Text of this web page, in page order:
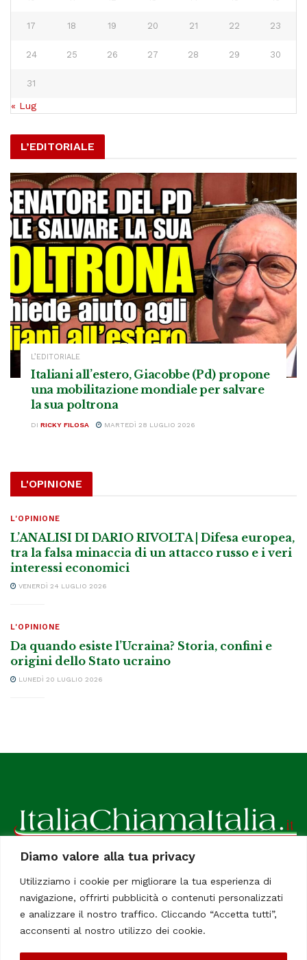
Diamo valore alla tua privacy
Utilizziamo i cookie per migliorare la tua esperienza di
navigazione, offrirti pubblicità o contenuti personalizzati
e analizzare il nostro traffico. Cliccando “Accetta tutti”,
acconsenti al nostro utilizzo dei cookie.
10 11 12 13 14 15 16
17 18 19 20 21 22 23
24
31
« Lug
L’EDITORIALE
L’EDITORIALE
Italiani all’estero, Giacobbe (Pd) propone
una mobilitazione mondiale per salvare
L'OPINIONE
L'OPINIONE
L’ANALISI DI DARIO RIVOLTA | Difesa europea,
tra la falsa minaccia di un attacco russo e i veri
L'OPINIONE
Da quando esiste l’Ucraina? Storia, confini e
Dedicato in particolare a tutti gli italiani residenti all'estero.
Tutti i diritti sono riservati. Quotidiano online indipendente
registrato al Tribunale di Civitavecchia, Sezione Stampa e